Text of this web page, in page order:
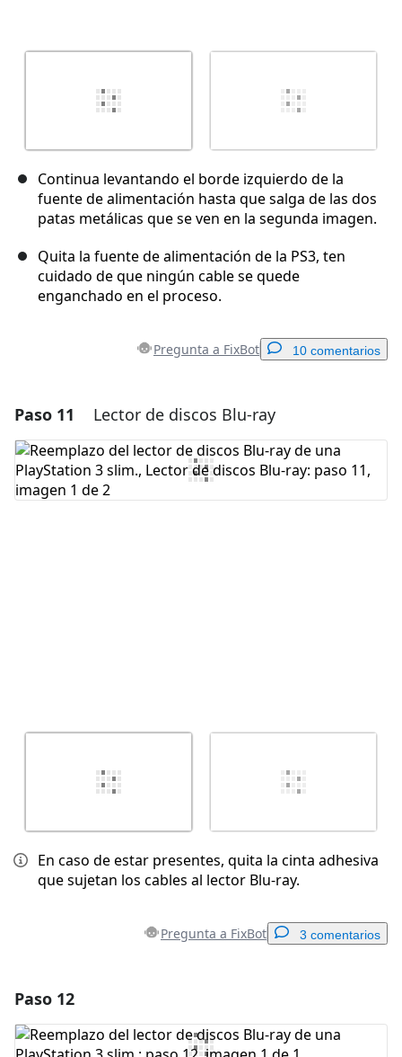
Continua levantando el borde izquierdo de la
fuente de alimentación hasta que salga de las dos
patas metálicas que se ven en la segunda imagen.
Quita la fuente de alimentación de la PS3, ten
cuidado de que ningún cable se quede
enganchado en el proceso.
Pregunta a FixBot 10 comentarios
Agregar un comentario
Agregar Comentario
Paso 11 Lector de discos Blu-ray
En caso de estar presentes, quita la cinta adhesiva
que sujetan los cables al lector Blu-ray.
Pregunta a FixBot 3 comentarios
Agregar Comentario
Paso 12